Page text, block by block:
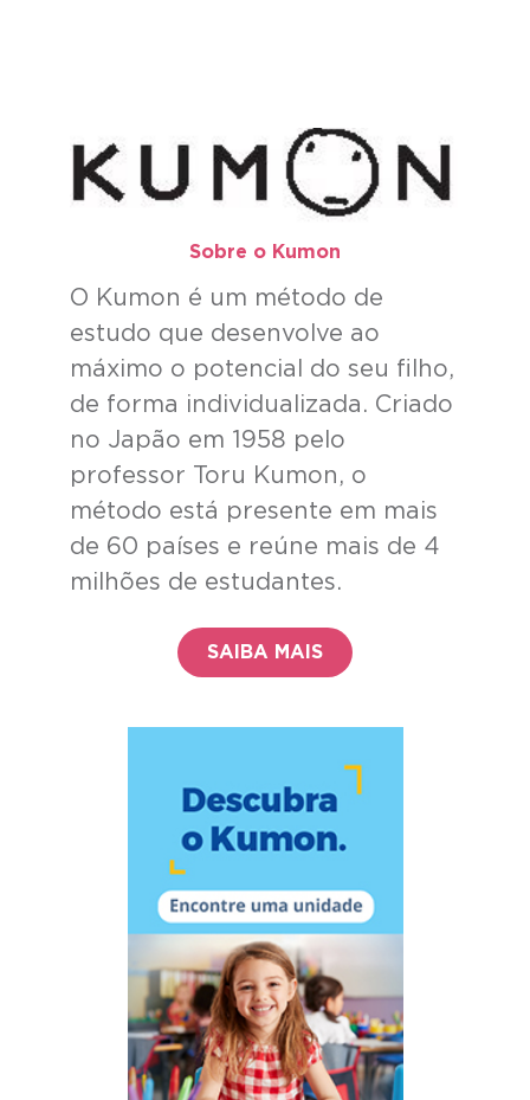
Sobre o Kumon​
O Kumon é um método de
estudo que desenvolve ao
máximo o potencial do seu filho,
de forma individualizada. Criado
no Japão em 1958 pelo
professor Toru Kumon, o
método está presente em mais
de 60 países e reúne mais de 4
milhões de estudantes.
SAIBA MAIS